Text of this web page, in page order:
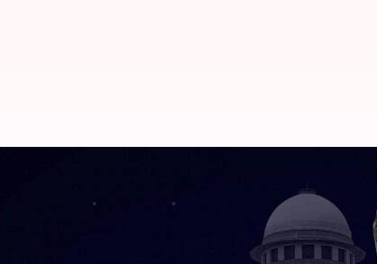
कोरोना वायरस का ओमिक्रॉन